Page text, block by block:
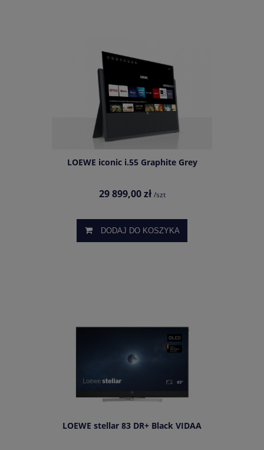
LOEWE iconic i.55 Graphite Grey
29 899,00 zł /szt
DODAJ DO KOSZYKA
LOEWE stellar 83 DR+ Black VIDAA